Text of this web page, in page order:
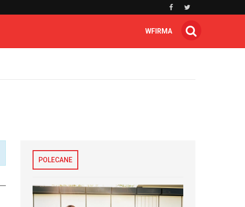
WFIRMA
POLECANE